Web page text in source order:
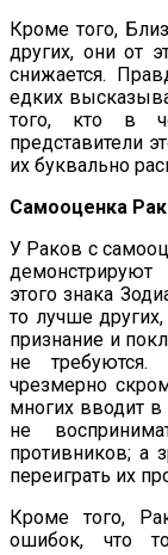
Кроме того,
других, они от
снижается.
едких
того, кто в
представители
их буквально
Самооценка
У Раков с
этого знака
то лучше
признание и
не требуются.
чрезмерно
многих вводит в
не
противников; а
переиграть их
Кроме того,
ошибок, что